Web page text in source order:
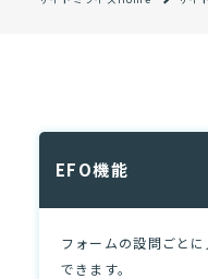
よくあるご質問
サイトマップ
EFO機能
フォームの設問ごと
できます。